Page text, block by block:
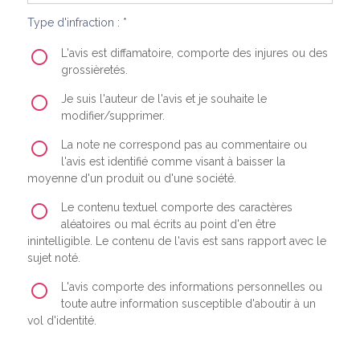
Type d'infraction : *
L'avis est diffamatoire, comporte des injures ou des
grossièretés.
Je suis l'auteur de l'avis et je souhaite le
modifier/supprimer.
La note ne correspond pas au commentaire ou
l'avis est identifié comme visant à baisser la
moyenne d'un produit ou d'une société.
Le contenu textuel comporte des caractères
aléatoires ou mal écrits au point d'en être
inintelligible. Le contenu de l'avis est sans rapport avec le
sujet noté.
L'avis comporte des informations personnelles ou
toute autre information susceptible d'aboutir à un
vol d'identité.